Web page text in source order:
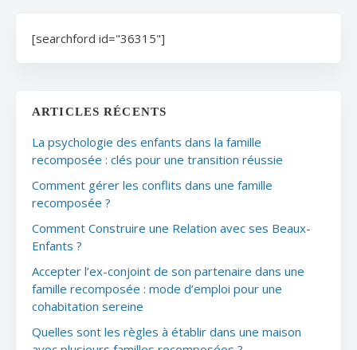
[searchford id="36315"]
ARTICLES RÉCENTS
La psychologie des enfants dans la famille
recomposée : clés pour une transition réussie
Comment gérer les conflits dans une famille
recomposée ?
Comment Construire une Relation avec ses Beaux-
Enfants ?
Accepter l’ex-conjoint de son partenaire dans une
famille recomposée : mode d’emploi pour une
cohabitation sereine
Quelles sont les règles à établir dans une maison